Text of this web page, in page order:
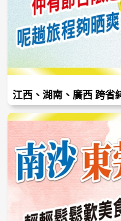
江西、湖南、廣西 跨省
著數，仲有佛誕加班，